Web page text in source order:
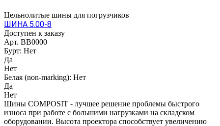
Цельнолитые шины для погрузчиков
ШИНА 5.00-8
Доступен к заказу
Арт. BB0000
Бурт: Нет
Да
Нет
Белая (non-marking): Нет
Да
Нет
Шины COMPOSIT - лучшее решение проблемы быстрого
износа при работе с большими нагрузками на складском
оборудовании. Высота проектора способствует увеличению